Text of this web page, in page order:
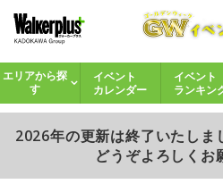
エリアから探
す
イベント
カレンダー
イベント
ランキン
2026年の更新は終了いたしま
どうぞよろしくお